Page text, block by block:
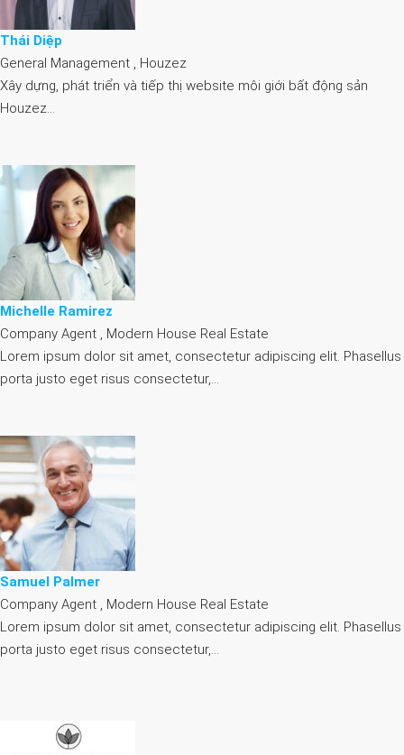
Thái Diệp
General Management , Houzez
Xây dựng, phát triển và tiếp thị website môi giới bất động sản
Houzez…
Michelle Ramirez
Company Agent , Modern House Real Estate
Lorem ipsum dolor sit amet, consectetur adipiscing elit. Phasellus
porta justo eget risus consectetur,…
Samuel Palmer
Company Agent , Modern House Real Estate
Lorem ipsum dolor sit amet, consectetur adipiscing elit. Phasellus
porta justo eget risus consectetur,…